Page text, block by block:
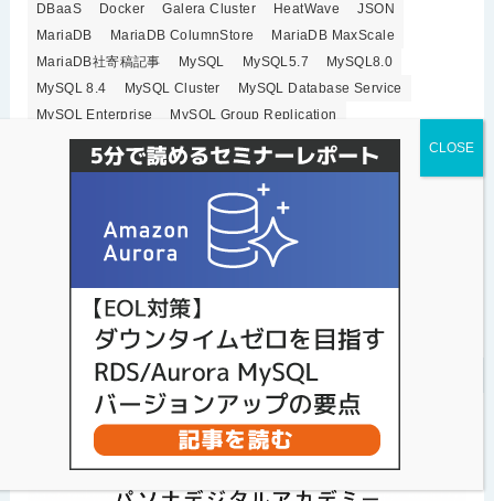
DBaaS
Docker Galera Cluster HeatWave
JSON
MariaDB
MariaDB ColumnStore
MariaDB MaxScale
MariaDB社寄稿記事
MySQL MySQL5.7
MySQL8.0
MySQL 8.4
MySQL Cluster
MySQL Database Service
MySQL Enterprise
MySQL Group Replication
MySQL HeatWave
MySQL InnoDB Cluster
MySQL Shell
Oracle Autonomous Database
Oracle Cloud
Oracle MySQL Cloud Service
Orchestrator
Percona Live 2019
Percona Monitoring and Management
Percona Server for MySQL
Percona Toolkit
Percona XtraDB Cluster
sysbench
クラウドデータベース
セミナー開催情報
ベンチマーク レプリケーション